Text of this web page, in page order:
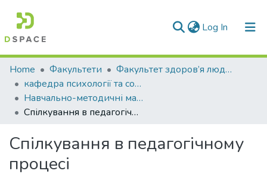
Log In (current)
Communities & Collections
All of DSpace
Statistics
Home Факультети
Факультет здоров’я людини
кафедра психології та соціології
Навчально-методичні матеріали (КПтаС)
Спілкування в педагогічному процесі
Спілкування в педагогічному
процесі